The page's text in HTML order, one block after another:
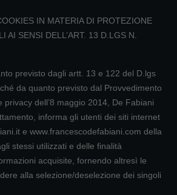
IN MATERIA DI PROTEZIONE
AI SENSI DELL’ART. 13 D.LGS N.
previsto dagli artt. 13 e 122 del D.lgs
da quanto previsto dal Provvedimento
dell’8 maggio 2014, De Fabiani
informa gli utenti dei siti internet
e www.francescodefabiani.com della
stessi utilizzati e delle finalità
acquisite, fornendo altresì le
alla selezione/deselezione dei singoli